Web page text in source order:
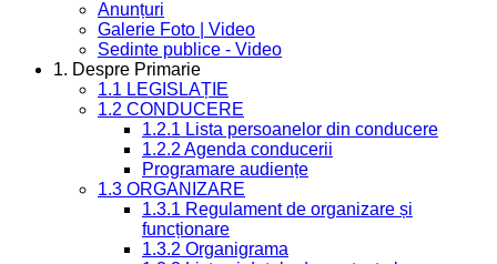
Anunțuri
Galerie Foto | Video
Sedinte publice - Video
1. Despre Primarie
1.1 LEGISLAȚIE
1.2 CONDUCERE
1.2.1 Lista persoanelor din conducere
1.2.2 Agenda conducerii
Programare audiențe
1.3 ORGANIZARE
1.3.1 Regulament de organizare și
funcționare
1.3.2 Organigrama